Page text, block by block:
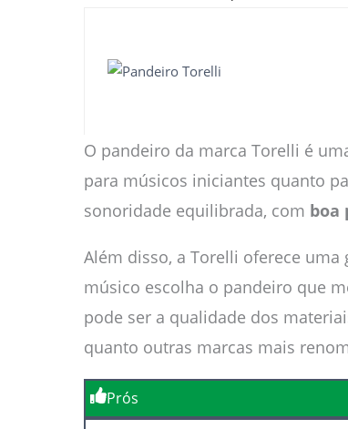
O pandeiro da marca Torelli é
para músicos iniciantes quanto
sonoridade equilibrada, com boa
Além disso, a Torelli oferece
músico escolha o pandeiro que
pode ser a qualidade dos
quanto outras marcas mais
Prós